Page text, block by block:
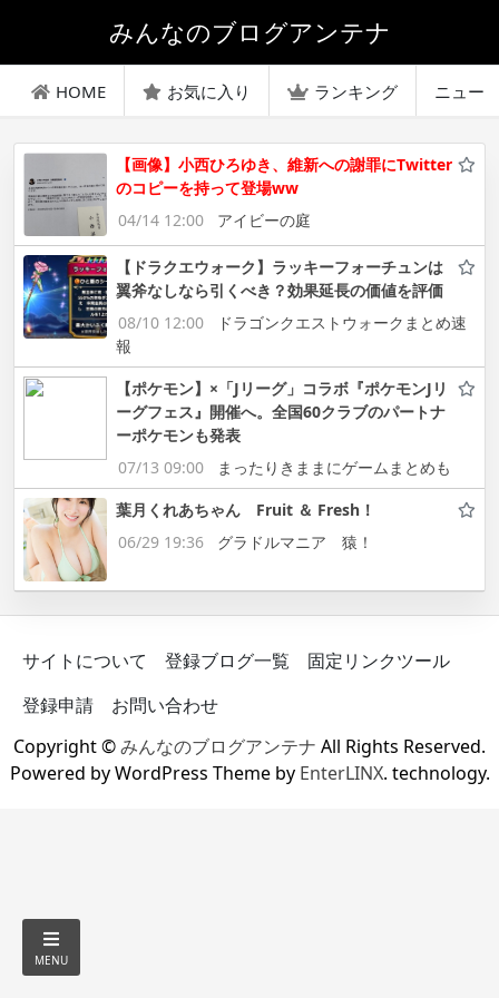
みんなのブログアンテナ
HOME お気に入り ランキング ニュー
【画像】小西ひろゆき、維新への謝罪にTwitter
のコピーを持って登場ww
04/14 12:00
アイビーの庭
【ドラクエウォーク】ラッキーフォーチュンは
翼斧なしなら引くべき？効果延長の価値を評価
08/10 12:00
ドラゴンクエストウォークまとめ速
報
【ポケモン】×「Jリーグ」コラボ『ポケモンJリ
ーグフェス』開催へ。全国60クラブのパートナ
ーポケモンも発表
07/13 09:00
まったりきままにゲームまとめも
葉月くれあちゃん Fruit ＆ Fresh！
06/29 19:36
グラドルマニア 猿！
サイトについて 登録ブログ一覧
固定リンクツール
登録申請
お問い合わせ
Copyright ©みんなのブログアンテナ All Rights Reserved.
Powered by WordPress Theme by EnterLINX. technology.
MENU